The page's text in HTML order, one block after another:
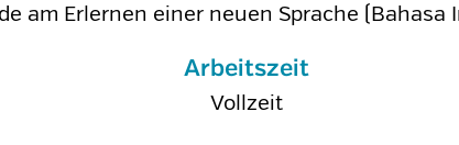
am Erlernen einer neuen Sprache (Bahasa
Arbeitszeit
Vollzeit